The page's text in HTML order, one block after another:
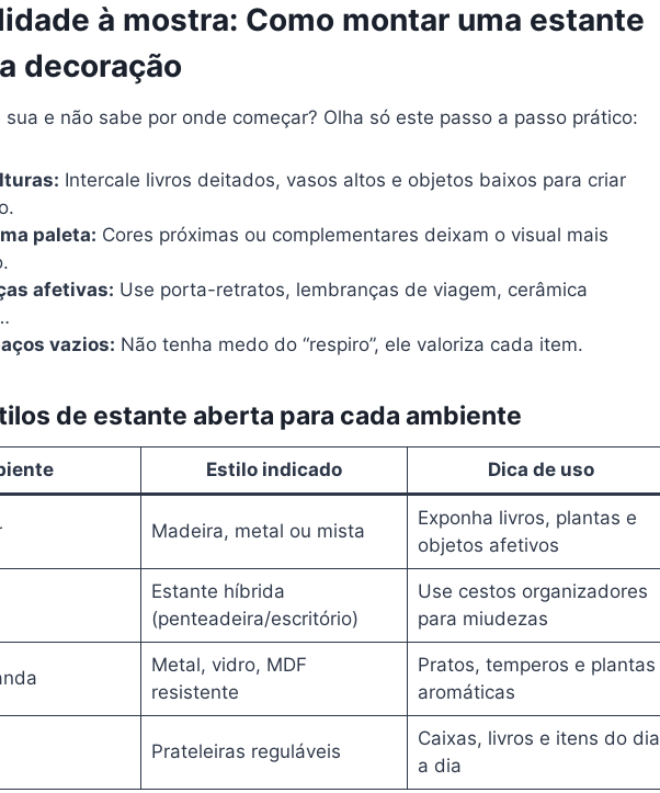
à mostra: Como montar uma estante
decoração
sua e não sabe por onde começar? Olha só este passo a passo prático:
Intercale livros deitados, vasos altos e objetos baixos para criar
paleta: Cores próximas ou complementares deixam o visual mais
afetivas: Use porta-retratos, lembranças de viagem, cerâmica
vazios: Não tenha medo do “respiro”, ele valoriza cada item.
de estante aberta para cada ambiente
Estilo indicado Dica de uso
Madeira, metal ou mista
Exponha livros, plantas e
objetos afetivos
Estante híbrida
(penteadeira/escritório)
Use cestos organizadores
para miudezas
Metal, vidro, MDF
resistente
Pratos, temperos e plantas
aromáticas
Prateleiras reguláveis
Caixas, livros e itens do dia
a dia